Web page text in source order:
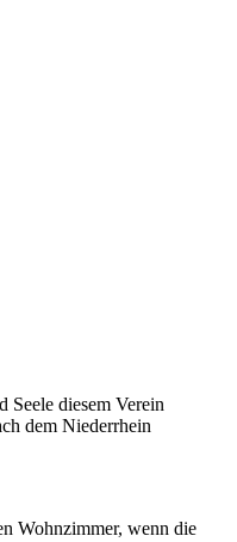
diesem Verein
dem Niederrhein
Wohnzimmer, wenn die